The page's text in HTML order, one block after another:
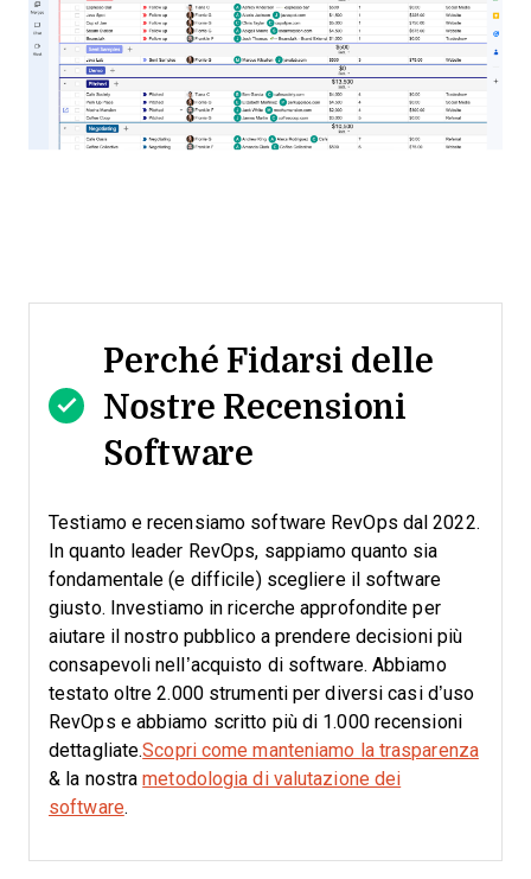
Perché Fidarsi delle
Nostre Recensioni
Software
Testiamo e recensiamo software RevOps dal 2022.
In quanto leader RevOps, sappiamo quanto sia
fondamentale (e difficile) scegliere il software
giusto. Investiamo in ricerche approfondite per
aiutare il nostro pubblico a prendere decisioni più
consapevoli nell’acquisto di software. Abbiamo
testato oltre 2.000 strumenti per diversi casi d’uso
RevOps e abbiamo scritto più di 1.000 recensioni
dettagliate.Scopri come manteniamo la trasparenza
& la nostrametodologia di valutazione dei
software.